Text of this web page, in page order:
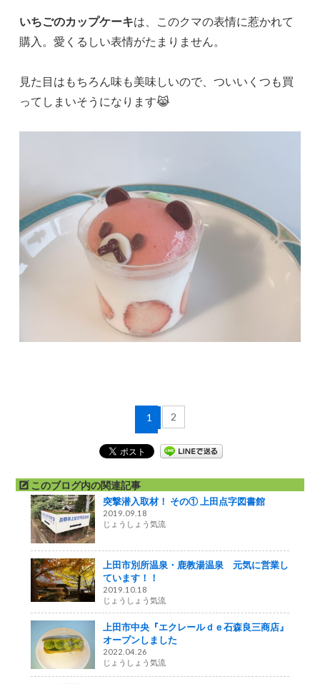
いちごのカップケーキは、このクマの表情に惹かれて
購入。愛くるしい表情がたまりません。
見た目はもちろん味も美味しいので、ついいくつも買
ってしまいそうになります😹
1 2
このブログ内の関連記事
突撃潜入取材！ その① 上田点字図書館
2019.09.18
じょうしょう気流
上田市別所温泉・鹿教湯温泉 元気に営業し
ています！！
2019.10.18
じょうしょう気流
上田市中央『エクレールｄｅ石森良三商店』
オープンしました
2022.04.26
じょうしょう気流